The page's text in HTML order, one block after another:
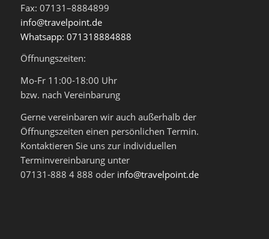
Fax: 07131–8884899
info@travelpoint.de
Whatsapp: 071318884888
Öffnungszeiten:
Mo-Fr 11:00-18:00 Uhr
bzw. nach Vereinbarung
Gerne vereinbaren wir auch außerhalb der
Öffnungszeiten einen persönlichen Termin.
Kontaktieren Sie uns zur individuellen
Terminvereinbarung unter
07131-888 4 888 oder info@travelpoint.de